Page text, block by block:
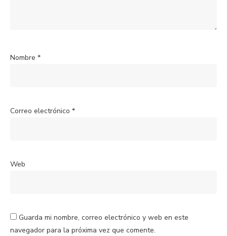
Nombre *
Correo electrónico *
Web
Guarda mi nombre, correo electrónico y web en este
navegador para la próxima vez que comente.